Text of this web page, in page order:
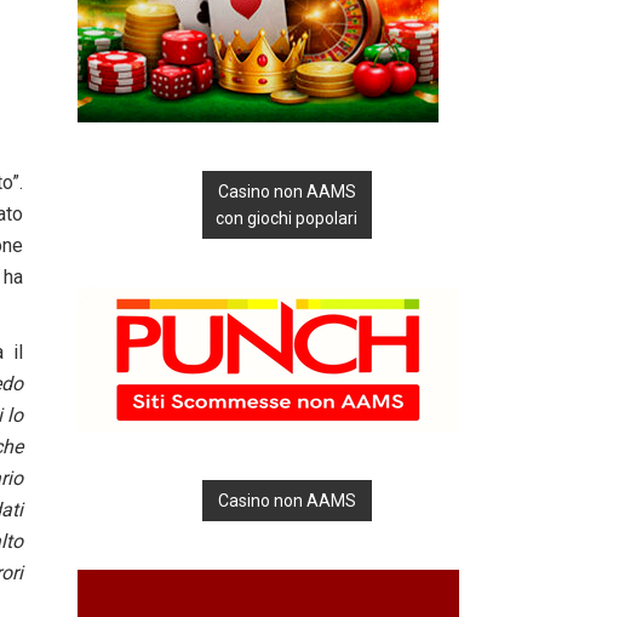
il
lo
Casino non AAMS
con giochi popolari
Casino non AAMS